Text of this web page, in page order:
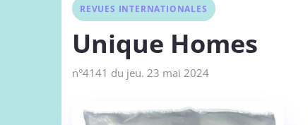
REVUES INTERNATIONALES
Unique Homes
n°4141 du jeu. 23 mai 2024